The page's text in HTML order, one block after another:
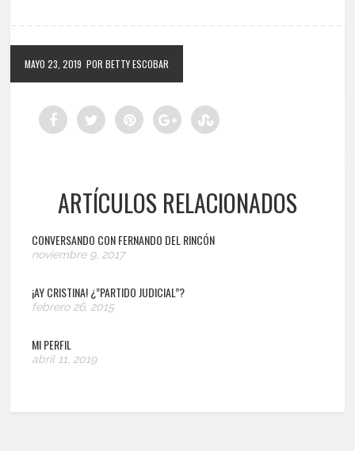
MAYO 23, 2019 POR BETTY ESCOBAR
ARTÍCULOS RELACIONADOS
CONVERSANDO CON FERNANDO DEL RINCÓN
noviembre 9, 2017
¡AY CRISTINA! ¿”PARTIDO JUDICIAL”?
febrero 26, 2015
MI PERFIL
abril 11, 2019